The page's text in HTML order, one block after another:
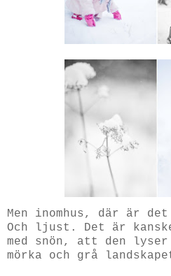
Men inomhus, där är
Och ljust. Det är
med snön, att den
mörka och grå